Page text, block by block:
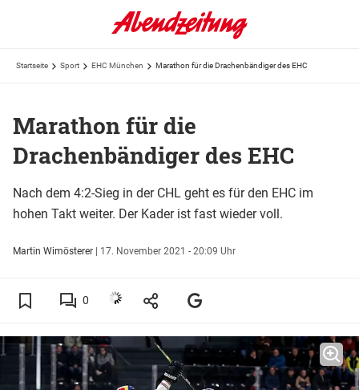
Startseite Sport EHC München Marathon für die Drachenbändiger des EHC
Marathon für die
Drachenbändiger des EHC
Nach dem 4:2-Sieg in der CHL geht es für den EHC im
hohen Takt weiter. Der Kader ist fast wieder voll.
Martin Wimösterer | 17. November 2021 - 20:09 Uhr
0